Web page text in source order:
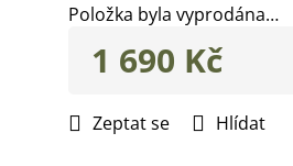
Položka byla vyprodána…
Zeptat se Hlídat
1 690 Kč
cena: